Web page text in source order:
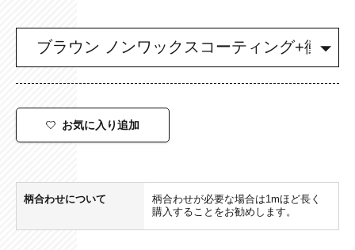
お気に入り追加
柄合わせについて
柄合わせが必要な場合は1mほど長く
購入することをお勧めします。